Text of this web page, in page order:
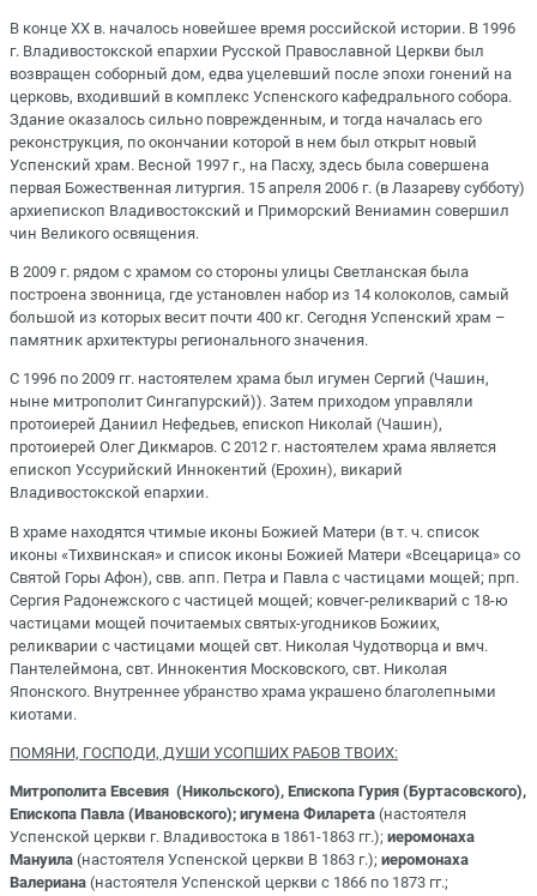
В конце XX в. началось новейшее время российской истории. В 1996
г. Владивостокской епархии Русской Православной Церкви был
возвращен соборный дом, едва уцелевший после эпохи гонений на
церковь, входивший в комплекс Успенского кафедрального собора.
Здание оказалось сильно поврежденным, и тогда началась его
реконструкция, по окончании которой в нем был открыт новый
Успенский храм. Весной 1997 г., на Пасху, здесь была совершена
первая Божественная литургия. 15 апреля 2006 г. (в Лазареву субботу)
архиепископ Владивостокский и Приморский Вениамин совершил
чин Великого освящения.
В 2009 г. рядом с храмом со стороны улицы Светланская была
построена звонница, где установлен набор из 14 колоколов, самый
большой из которых весит почти 400 кг. Сегодня Успенский храм –
памятник архитектуры регионального значения.
С 1996 по 2009 гг. настоятелем храма был игумен Сергий (Чашин,
ныне митрополит Сингапурский)). Затем приходом управляли
протоиерей Даниил Нефедьев, епископ Николай (Чашин),
протоиерей Олег Дикмаров. С 2012 г. настоятелем храма является
епископ Уссурийский Иннокентий (Ерохин), викарий
Владивостокской епархии.
В храме находятся чтимые иконы Божией Матери (в т. ч. список
иконы «Тихвинская» и список иконы Божией Матери «Всецарица» со
Святой Горы Афон), свв. апп. Петра и Павла с частицами мощей; прп.
Сергия Радонежского с частицей мощей; ковчег-реликварий с 18-ю
частицами мощей почитаемых святых-угодников Божиих,
реликварии с частицами мощей свт. Николая Чудотворца и вмч.
Пантелеймона, свт. Иннокентия Московского, свт. Николая
Японского. Внутреннее убранство храма украшено благолепными
киотами.
ПОМЯНИ, ГОСПОДИ, ДУШИ УСОПШИХ РАБОВ ТВОИХ:
Митрополита Евсевия (Никольского), Епископа Гурия (Буртасовского),
Епископа Павла (Ивановского); игумена Филарета (настоятеля
Успенской церкви г. Владивостока в 1861-1863 гг.); иеромонаха
Мануила (настоятеля Успенской церкви В 1863 г.); иеромонаха
Валериана (настоятеля Успенской церкви с 1866 по 1873 гг.;